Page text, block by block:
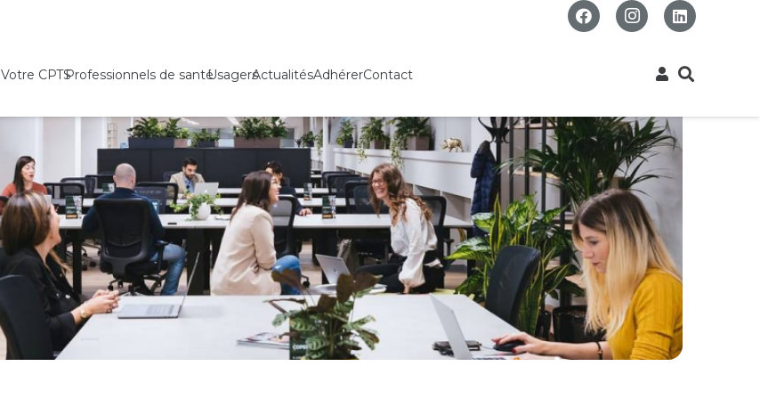
Votre CPTSProfessionnels de santéUsagersActualitésAdhérerContact